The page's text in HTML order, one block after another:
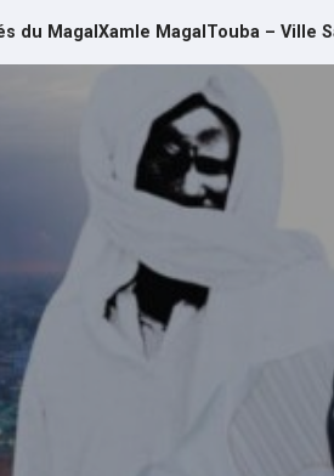
du Magal Xamle Magal Touba – Ville